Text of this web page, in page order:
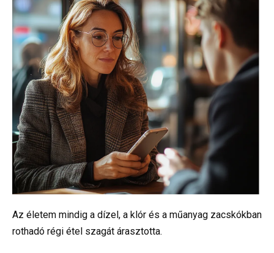
Az életem mindig a dízel, a klór és a műanyag zacskókban
rothadó régi étel szagát árasztotta.